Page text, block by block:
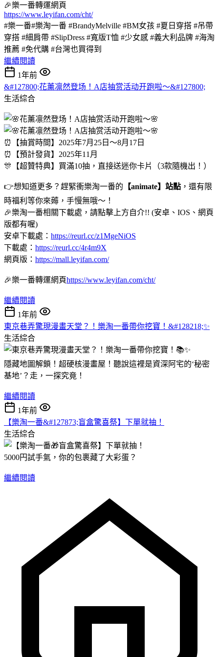
🎉樂一番轉運網頁
https://www.leyifan.com/cht/
#樂一番#樂淘一番 #BrandyMelville #BM女孩 #夏日穿搭 #吊帶
穿搭 #細肩帶 #SlipDress #寬版T恤 #少女感 #義大利品牌 #海淘
推薦 #免代購 #台灣也買得到
繼續閱讀
1年前
&#127800;花薰凛然登场！A店抽赏活动开跑啦～&#127800;
生活綜合
⏰【抽賞時間】2025年7月25日～8月17日
⏰【預計發貨】2025年11月
🎊【超贊特典】買滿10抽，直接送迷你卡片（3款隨機出！）
👉想知道更多？趕緊衝樂淘一番的 【animate】站點 ，還有限
時福利等你來薅，手慢無哦～！
🎉樂淘一番相關下載處，請點擊上方自介!! (安卓、IOS、網頁
版都有喔)
安卓下載處： https://reurl.cc/z1MgeNiOS
下載處： https://reurl.cc/4r4m9X
網頁版： https://mall.leyifan.com/
🎉樂一番轉運網頁https://www.leyifan.com/cht/
繼續閱讀
1年前
東京巷弄驚現漫畫天堂？！樂淘一番帶你挖寶！&#128218;✨
生活綜合
隱藏地圖解鎖！超硬核漫畫屋！聽說這裡是資深阿宅的‘秘密
基地’？走，一探究竟！
繼續閱讀
1年前
【樂淘一番&#127873;盲盒驚喜祭】下單就抽！
生活綜合
5000円試手氣，你的包裹藏了大彩蛋？
繼續閱讀